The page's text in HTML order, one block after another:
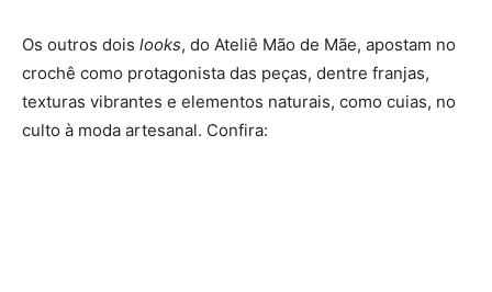
Os outros dois looks, do Ateliê Mão de Mãe, apostam no
crochê como protagonista das peças, dentre franjas,
texturas vibrantes e elementos naturais, como cuias, no
culto à moda artesanal. Confira: